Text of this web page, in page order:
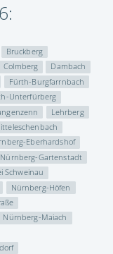
Bruckberg
Colmberg
Dambach
Fürth-Burgfarrnbach
Unterfürberg
Lehrberg
Eberhardshof
Nürnberg-Gartenstadt
Schweinau
Nürnberg-Höfen
Nürnberg-Maiach